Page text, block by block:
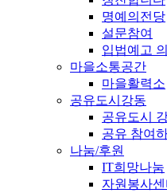
명예의전당
설문참여
입법예고
마을소통공간
마을활력소
공유도시강동
공유도시
공유 참여하
나눔/후원
IT희망나눔
자원봉사센